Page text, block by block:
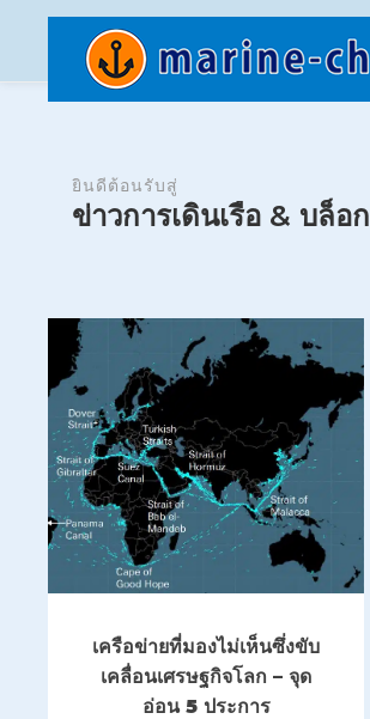
ยินดีต้อนรับสู่
ข่าวการเดินเรือ & บล็อก
เครือข่ายที่มองไม่เห็นซึ่งขับ
เคลื่อนเศรษฐกิจโลก – จุด
อ่อน 5 ประการ